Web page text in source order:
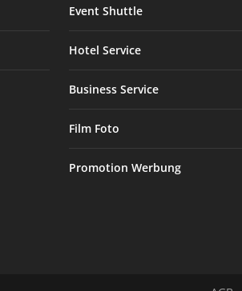
Event Shuttle
Hotel Service
Business Service
Film Foto
Promotion Werbung